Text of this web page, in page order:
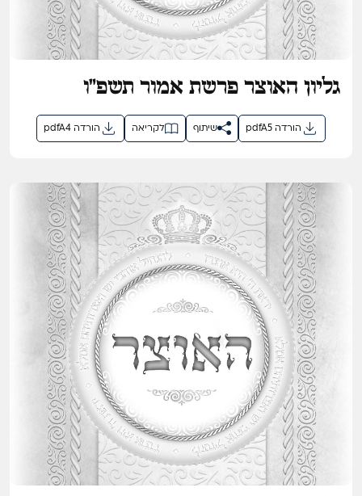
גליון האוצר פרשת אמור תשפ"ו
pdfA4 הורדה לקריאה שיתוף pdfA5 הורדה